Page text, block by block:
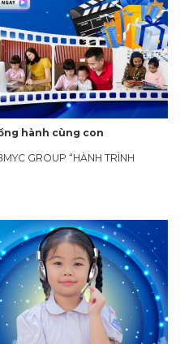
hành cùng con
GROUP “HÀNH TRÌNH